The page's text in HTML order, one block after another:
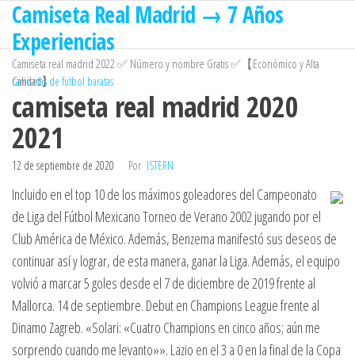
Saltar
contenido
Camiseta Real Madrid → 7 Años
Experiencias
Camiseta real madrid 2022 ✅ Número y nombre Gratis ✅【Económico y Alta
Calidad】
camisetas de futbol baratas
camiseta real madrid 2020
2021
12 de septiembre de 2020 Por ISTERN
Incluido en el top 10 de los máximos goleadores del Campeonato
de Liga del Fútbol Mexicano Torneo de Verano 2002 jugando por el
Club América de México. Además, Benzema manifestó sus deseos de
continuar así y lograr, de esta manera, ganar la Liga. Además, el equipo
volvió a marcar 5 goles desde el 7 de diciembre de 2019 frente al
Mallorca. 14 de septiembre. Debut en Champions League frente al
Dinamo Zagreb. «Solari: «Cuatro Champions en cinco años; aún me
sorprendo cuando me levanto»». Lazio en el 3 a 0 en la final de la Copa